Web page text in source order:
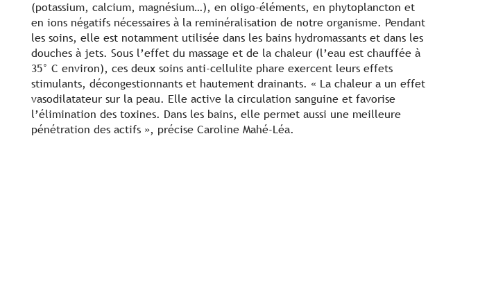
(potassium, calcium, magnésium…), en oligo-éléments, en phytoplancton et
en ions négatifs nécessaires à la reminéralisation de notre organisme. Pendant
les soins, elle est notamment utilisée dans les bains hydromassants et dans les
douches à jets. Sous l’effet du massage et de la chaleur (l’eau est chauffée à
35° C environ), ces deux soins anti-cellulite phare exercent leurs effets
stimulants, décongestionnants et hautement drainants. « La chaleur a un effet
vasodilatateur sur la peau. Elle active la circulation sanguine et favorise
l’élimination des toxines. Dans les bains, elle permet aussi une meilleure
pénétration des actifs », précise Caroline Mahé-Léa.